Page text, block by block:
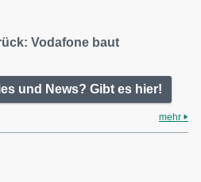
Vodafone baut
und News? Gibt es hier!
mehr